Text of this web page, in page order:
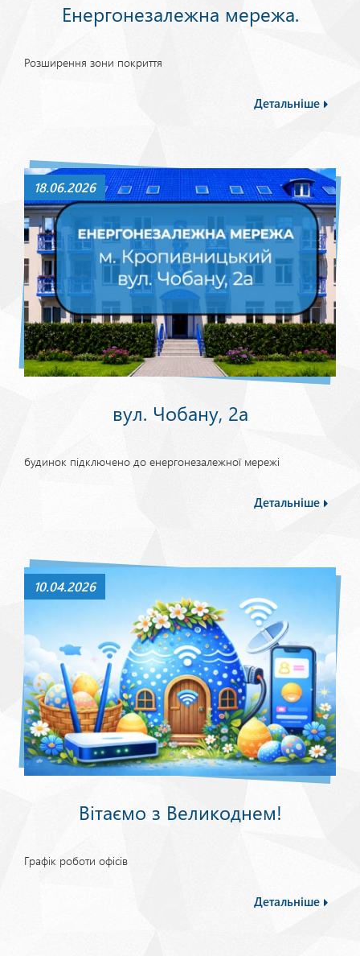
Енергонезалежна мережа.
Розширення зони покриття
Детальніше
18.06.2026
вул. Чобану, 2а
будинок підключено до енергонезалежної мережі
Детальніше
10.04.2026
Вітаємо з Великоднем!
Графік роботи офісів
Детальніше